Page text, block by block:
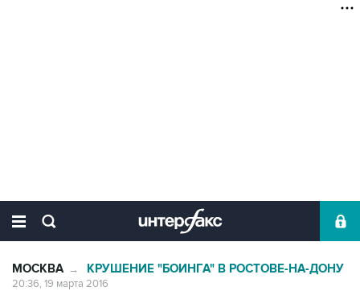
МОСКВА → КРУШЕНИЕ "БОИНГА" В РОСТОВЕ-НА-ДОНУ
20:36, 19 марта 2016